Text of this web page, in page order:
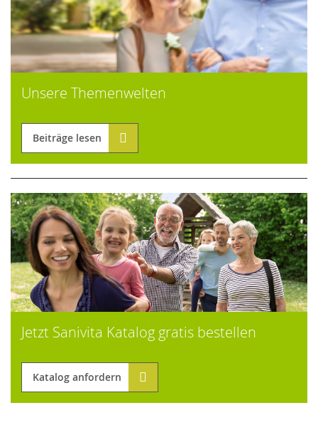
Unsere Themenwelten
Beiträge lesen
Jetzt Sanivita Katalog gratis bestellen
Katalog anfordern